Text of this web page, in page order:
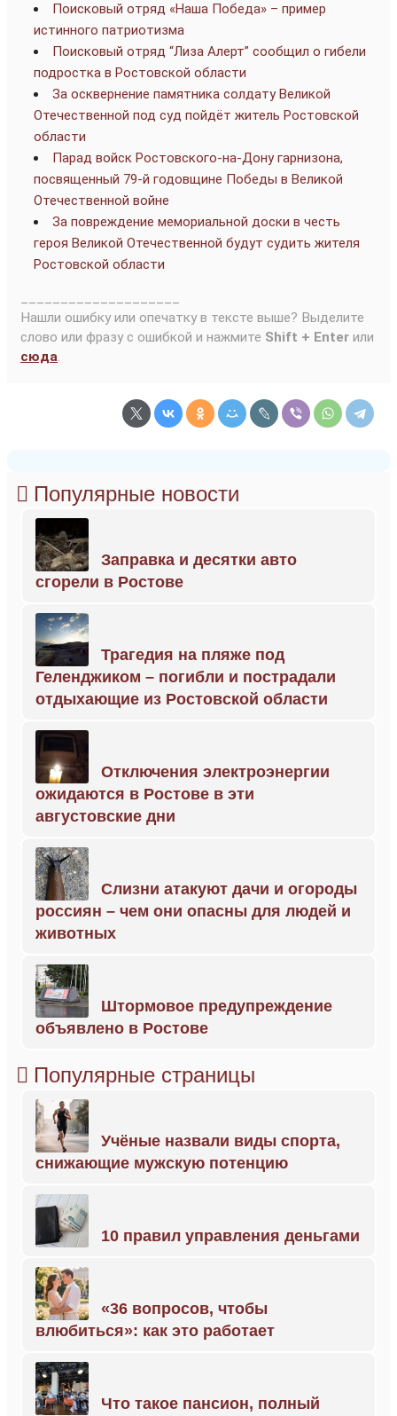
Поисковый отряд «Наша Победа» – пример
истинного патриотизма
Поисковый отряд “Лиза Алерт” сообщил о гибели
подростка в Ростовской области
За осквернение памятника солдату Великой
Отечественной под суд пойдёт житель Ростовской
области
Парад войск Ростовского-на-Дону гарнизона,
посвященный 79-й годовщине Победы в Великой
Отечественной войне
За повреждение мемориальной доски в честь
героя Великой Отечественной будут судить жителя
Ростовской области
Нашли ошибку или опечатку в тексте выше? Выделите
слово или фразу с ошибкой и нажмите Shift + Enter или
сюда.
Популярные новости
Заправка и десятки авто
сгорели в Ростове
Трагедия на пляже под
Геленджиком – погибли и пострадали
отдыхающие из Ростовской области
Отключения электроэнергии
ожидаются в Ростове в эти
августовские дни
Слизни атакуют дачи и огороды
россиян – чем они опасны для людей и
животных
Штормовое предупреждение
объявлено в Ростове
Популярные страницы
Учёные назвали виды спорта,
снижающие мужскую потенцию
10 правил управления деньгами
«36 вопросов, чтобы
влюбиться»: как это работает
Что такое пансион, полный